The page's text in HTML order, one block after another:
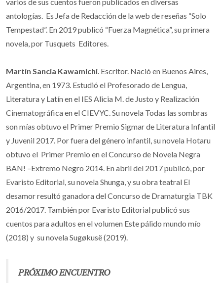
antologías. Es Jefa de Redacción de la web de reseñas “Solo
Tempestad”. En 2019 publicó “Fuerza Magnética”, su primera
novela, por Tusquets Editores.
Martín Sancia Kawamichi. Escritor. Nació en Buenos Aires,
Argentina, en 1973. Estudió el Profesorado de Lengua,
Literatura y Latín en el IES Alicia M. de Justo y Realización
Cinematográfica en el CIEVYC. Su novela Todas las sombras
son mías obtuvo el Primer Premio Sigmar de Literatura Infantil
y Juvenil 2017. Por fuera del género infantil, su novela Hotaru
obtuvo el Primer Premio en el Concurso de Novela Negra
BAN! –Extremo Negro 2014. En abril del 2017 publicó, por
Evaristo Editorial, su novela Shunga, y su obra teatral El
desamor resultó ganadora del Concurso de Dramaturgia TBK
2016/2017. También por Evaristo Editorial publicó sus
cuentos para adultos en el volumen Este pálido mundo mío
(2018) y su novela Sugøkusë (2019).
PRÓXIMO ENCUENTRO